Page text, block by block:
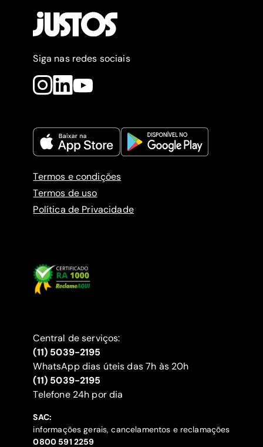
Siga nas redes sociais
Termos e condições
Termos de uso
Política de Privacidade
Central de serviços:
(11) 5039-2195
WhatsApp dias úteis das 7h às 20h
(11) 5039-2195
‍Telefone 24h por dia
SAC:
informações gerais, cancelamentos e reclamações
‍0800 591 2259